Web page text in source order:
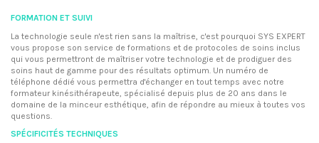
FORMATION ET SUIVI
La technologie seule n'est rien sans la maîtrise, c'est pourquoi SYS EXPERT
vous propose son service de formations et de protocoles de soins inclus
qui vous permettront de maîtriser votre technologie et de prodiguer des
soins haut de gamme pour des résultats optimum. Un numéro de
téléphone dédié vous permettra d'échanger en tout temps avec notre
formateur kinésithérapeute, spécialisé depuis plus de 20 ans dans le
domaine de la minceur esthétique, afin de répondre au mieux à toutes vos
questions.
SPÉCIFICITÉS TECHNIQUES